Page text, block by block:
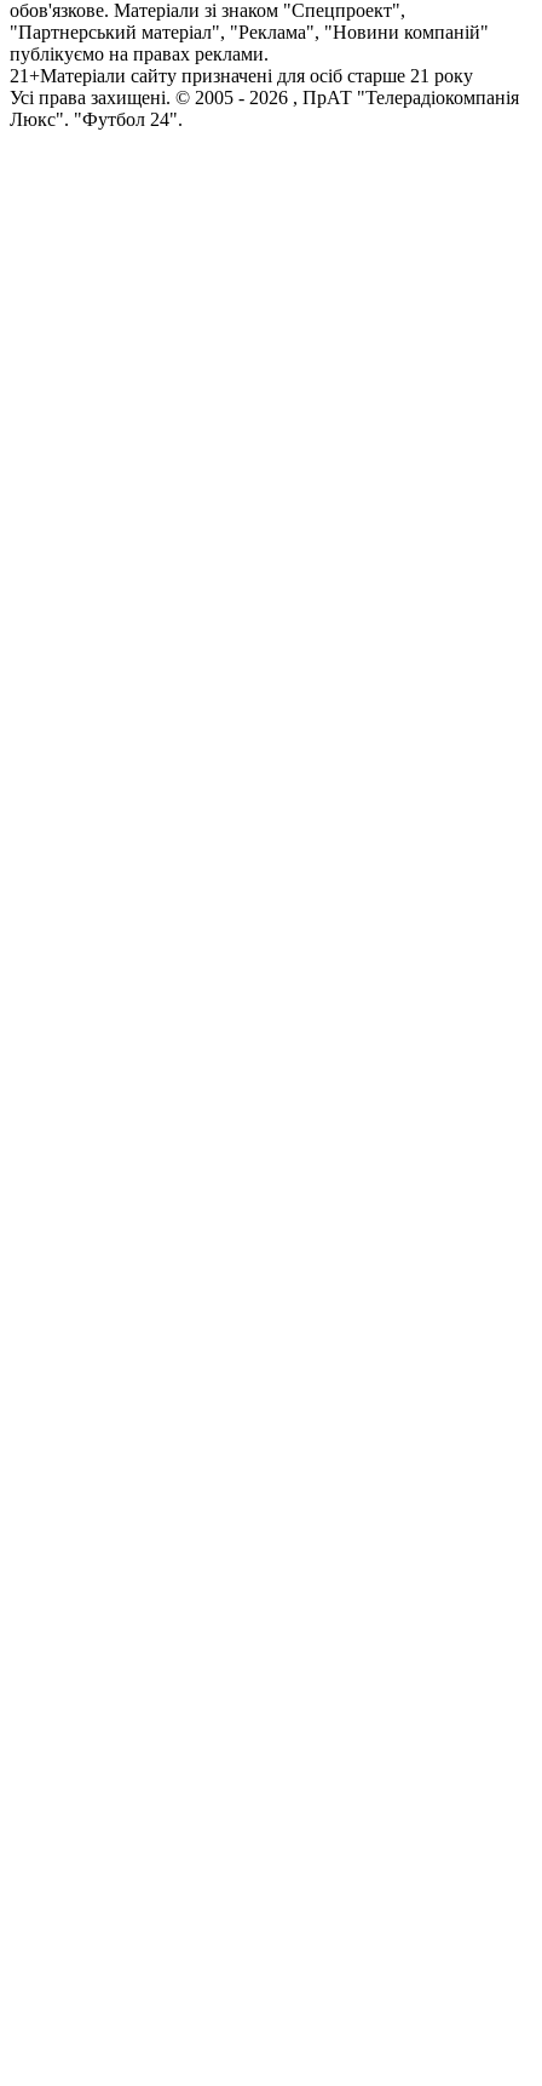
обов'язкове. Матеріали зі знаком "Спецпроект",
"Партнерський матеріал", "Реклама", "Новини компаній"
публікуємо на правах реклами.
21+Матеріали сайту призначені для осіб старше 21 року
Усi права захищенi. © 2005 - 2026 , ПрАТ "Телерадіокомпанія
Люкс". "Футбол 24".